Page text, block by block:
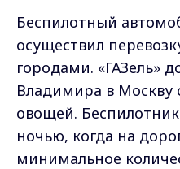
Беспилотный
осуществил
городами. «ГАЗель»
Владимира в Москву
овощей.
ночью, когда на
минимальное